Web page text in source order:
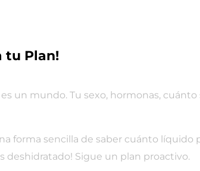
tu Plan!
un mundo. Tu sexo, hormonas,
forma sencilla de saber cuánto
deshidratado! Sigue un plan proactivo.